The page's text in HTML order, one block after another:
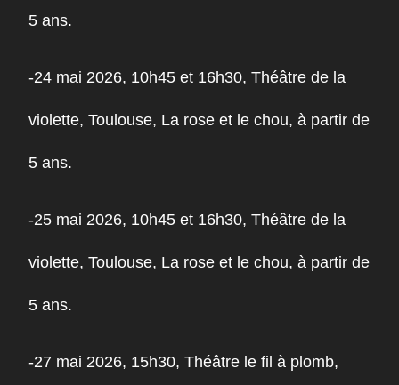
5 ans.
-24 mai 2026, 10h45 et 16h30, Théâtre de la
violette, Toulouse, La rose et le chou, à partir de
5 ans.
-25 mai 2026, 10h45 et 16h30, Théâtre de la
violette, Toulouse, La rose et le chou, à partir de
5 ans.
-27 mai 2026, 15h30, Théâtre le fil à plomb,